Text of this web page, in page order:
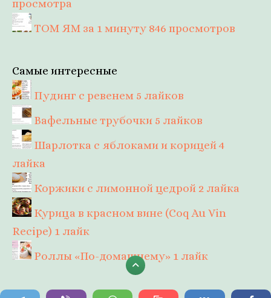
просмотра
ТОМ ЯМ за 1 минуту 846 просмотров
Самые интересные
Пудинг с ревенем 5 лайков
Вафельные трубочки 5 лайков
Шарлотка с яблоками и корицей4
лайка
Коржики с лимонной цедрой 2 лайка
Курица в красном вине (Coq Au Vin
Recipe) 1 лайк
Роллы «По-домашнему» 1 лайк